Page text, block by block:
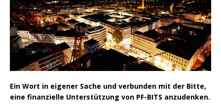
Ein Wort in eigener Sache und verbunden mit der Bitte,
eine finanzielle Unterstützung von PF-BITS anzudenken.